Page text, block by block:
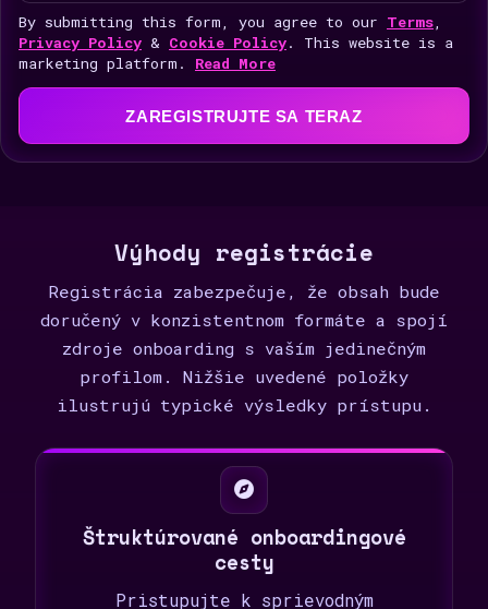
n
i
t
s
+
By submitting this form, you agree to our Terms,
Privacy Policy & Cookie Policy. This website is a
marketing platform. Read More
ZAREGISTRUJTE SA TERAZ
Výhody registrácie
Registrácia zabezpečuje, že obsah bude
doručený v konzistentnom formáte a spojí
zdroje onboarding s vaším jedinečným
profilom. Nižšie uvedené položky
ilustrujú typické výsledky prístupu.
Štruktúrované onboardingové
cesty
Pristupujte k sprievodným